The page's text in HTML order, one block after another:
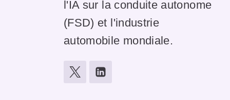
l'IA sur la conduite autonome
(FSD) et l'industrie
automobile mondiale.